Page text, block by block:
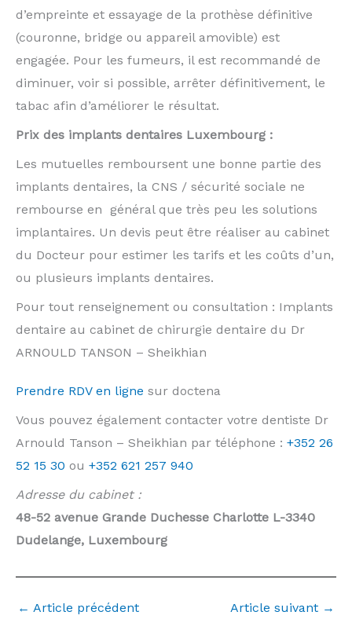
d’empreinte et essayage de la prothèse définitive
(couronne, bridge ou appareil amovible) est
engagée. Pour les fumeurs, il est recommandé de
diminuer, voir si possible, arrêter définitivement, le
tabac afin d’améliorer le résultat.
Prix des implants dentaires Luxembourg :
Les mutuelles remboursent une bonne partie des
implants dentaires, la CNS / sécurité sociale ne
rembourse en général que très peu les solutions
implantaires. Un devis peut être réaliser au cabinet
du Docteur pour estimer les tarifs et les coûts d’un,
ou plusieurs implants dentaires.
Pour tout renseignement ou consultation : Implants
dentaire au cabinet de chirurgie dentaire du Dr
ARNOULD TANSON – Sheikhian
Prendre RDV en ligne sur doctena
Vous pouvez également contacter votre dentiste Dr
Arnould Tanson – Sheikhian par téléphone : +352 26
52 15 30 ou +352 621 257 940
Adresse du cabinet :
48-52 avenue Grande Duchesse Charlotte L-3340
Dudelange, Luxembourg
← Article précédent Article suivant →